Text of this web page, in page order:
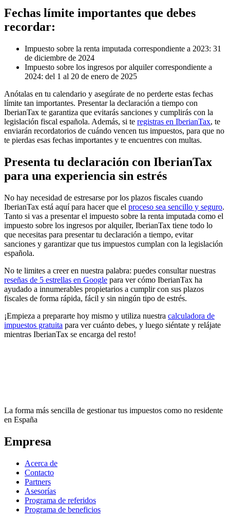
Fechas límite importantes que debes
recordar:
Impuesto sobre la renta imputada correspondiente a 2023: 31
de diciembre de 2024
Impuesto sobre los ingresos por alquiler correspondiente a
2024: del 1 al 20 de enero de 2025
Anótalas en tu calendario y asegúrate de no perderte estas fechas
límite tan importantes. Presentar la declaración a tiempo con
IberianTax te garantiza que evitarás sanciones y cumplirás con la
legislación fiscal española. Además, si te registras en IberianTax, te
enviarán recordatorios de cuándo vencen tus impuestos, para que no
te pierdas esas fechas importantes y te encuentres con multas.
Presenta tu declaración con IberianTax
para una experiencia sin estrés
No hay necesidad de estresarse por los plazos fiscales cuando
IberianTax está aquí para hacer que el proceso sea sencillo y seguro.
Tanto si vas a presentar el impuesto sobre la renta imputada como el
impuesto sobre los ingresos por alquiler, IberianTax tiene todo lo
que necesitas para presentar tu declaración a tiempo, evitar
sanciones y garantizar que tus impuestos cumplan con la legislación
española.
No te limites a creer en nuestra palabra: puedes consultar nuestras
reseñas de 5 estrellas en Google para ver cómo IberianTax ha
ayudado a innumerables propietarios a cumplir con sus plazos
fiscales de forma rápida, fácil y sin ningún tipo de estrés.
¡Empieza a prepararte hoy mismo y utiliza nuestra calculadora de
impuestos gratuita para ver cuánto debes, y luego siéntate y relájate
mientras IberianTax se encarga del resto!
La forma más sencilla de gestionar tus impuestos como no residente
en España
Empresa
Acerca de
Contacto
Partners
Asesorías
Programa de referidos
Programa de beneficios